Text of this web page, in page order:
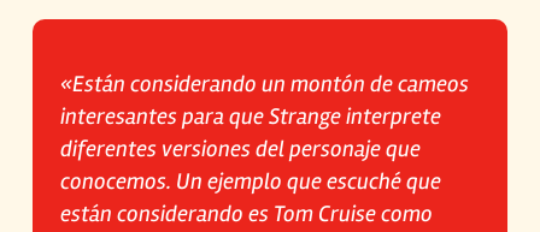
«Están considerando un montón de cameos
interesantes para que Strange interprete
diferentes versiones del personaje que
conocemos. Un ejemplo que escuché que
están considerando es Tom Cruise como